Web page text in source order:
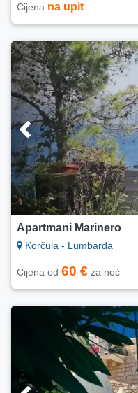
Cijena na upit
Apartmani Marinero
Korčula - Lumbarda
Cijena od 60 € za noć